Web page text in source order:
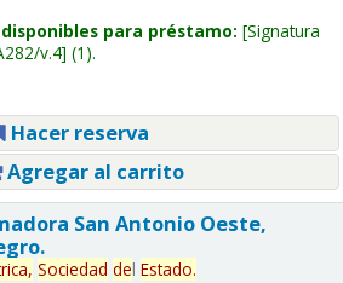
para préstamo: Signatura
v.4 (1).
Hacer reserva
Agregar al carrito
San Antonio Oeste,
Sociedad del Estado.